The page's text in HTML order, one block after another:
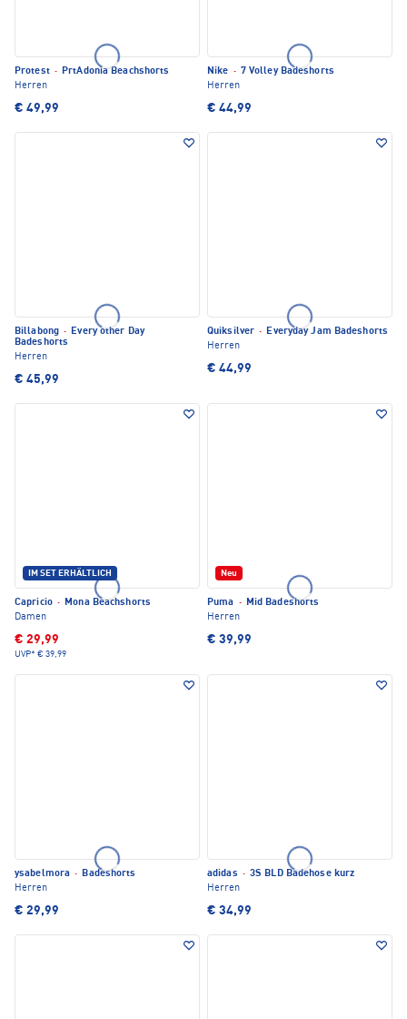
Protest · PrtAdonia Beachshorts
Herren
€ 49,99
Nike · 7 Volley Badeshorts
Herren
€ 44,99
Billabong · Every other Day
Badeshorts
Herren
€ 45,99
Quiksilver · Everyday Jam Badeshorts
Herren
€ 44,99
IM SET ERHÄLTLICH
Capricio · Mona Beachshorts
Damen
€ 29,99
UVP* € 39,99
Neu
Puma · Mid Badeshorts
Herren
€ 39,99
ysabelmora · Badeshorts
Herren
€ 29,99
adidas · 3S BLD Badehose kurz
Herren
€ 34,99